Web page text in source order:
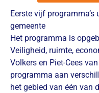
Eerste vijf
gemeente
Het programma is
Veiligheid, ruimte,
Volkers en Piet-Cees
programma aan
het gebied van één van